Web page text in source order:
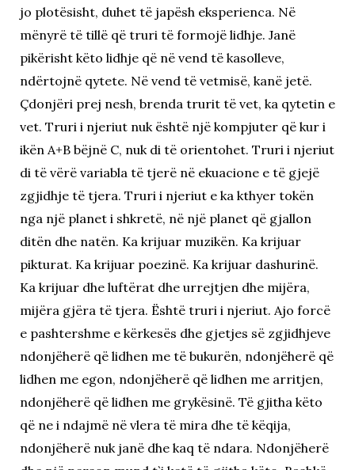
jo plotësisht, duhet të japësh eksperienca. Në
mënyrë të tillë që truri të formojë lidhje. Janë
pikërisht këto lidhje që në vend të kasolleve,
ndërtojnë qytete. Në vend të vetmisë, kanë jetë.
Çdonjëri prej nesh, brenda trurit të vet, ka qytetin e
vet. Truri i njeriut nuk është një kompjuter që kur i
ikën A+B bëjnë C, nuk di të orientohet. Truri i njeriut
di të vërë variabla të tjerë në ekuacione e të gjejë
zgjidhje të tjera. Truri i njeriut e ka kthyer tokën
nga një planet i shkretë, në një planet që gjallon
ditën dhe natën. Ka krijuar muzikën. Ka krijuar
pikturat. Ka krijuar poezinë. Ka krijuar dashurinë.
Ka krijuar dhe luftërat dhe urrejtjen dhe mijëra,
mijëra gjëra të tjera. Është truri i njeriut. Ajo forcë
e pashtershme e kërkesës dhe gjetjes së zgjidhjeve
ndonjëherë që lidhen me të bukurën, ndonjëherë që
lidhen me egon, ndonjëherë që lidhen me arritjen,
ndonjëherë që lidhen me grykësinë. Të gjitha këto
që ne i ndajmë në vlera të mira dhe të këqija,
ndonjëherë nuk janë dhe kaq të ndara. Ndonjëherë